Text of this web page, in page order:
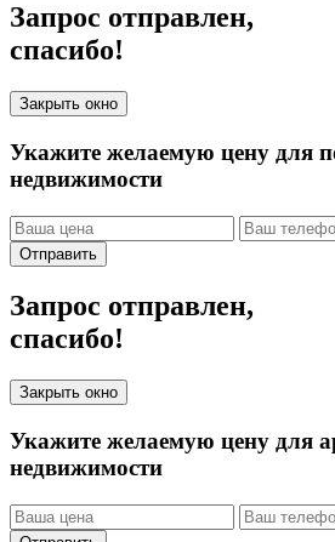
Запрос отправлен,
спасибо!
Закрыть окно
Укажите желаемую цену для
недвижимости
Отправить
Запрос отправлен,
спасибо!
Закрыть окно
Укажите желаемую цену для
недвижимости